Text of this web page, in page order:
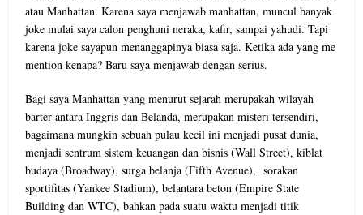
atau Manhattan. Karena saya menjawab manhattan, muncul banyak
joke mulai saya calon penghuni neraka, kafir, sampai yahudi. Tapi
karena joke sayapun menanggapinya biasa saja. Ketika ada yang me
mention kenapa? Baru saya menjawab dengan serius.
Bagi saya Manhattan yang menurut sejarah merupakah wilayah
barter antara Inggris dan Belanda, merupakan misteri tersendiri,
bagaimana mungkin sebuah pulau kecil ini menjadi pusat dunia,
menjadi sentrum sistem keuangan dan bisnis (Wall Street), kiblat
budaya (Broadway), surga belanja (Fifth Avenue), sorakan
sportifitas (Yankee Stadium), belantara beton (Empire State
Building dan WTC), bahkan pada suatu waktu menjadi titik